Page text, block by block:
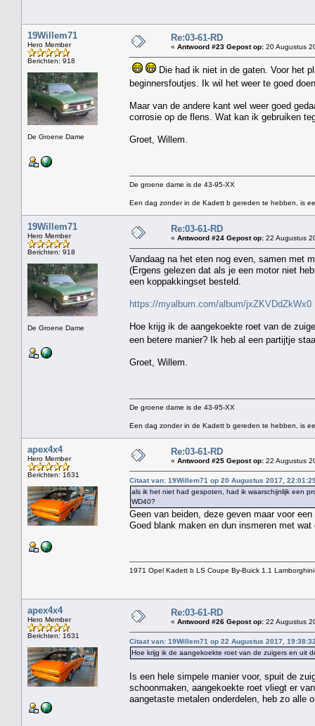
19Willem71
Hero Member
Berichten: 918
De Groene Dame
Re:03-61-RD
« Antwoord #23 Gepost op: 20 Augustus
Die had ik niet in de gaten. Voor het
beginnersfoutjes. Ik wil het weer te goed
Maar van de andere kant wel weer goed
corrosie op de flens. Wat kan ik gebruiken
Groet, Willem.
De groene dame is de 43-95-XX
Een dag zonder in de Kadett b gereden te hebben, is
19Willem71
Hero Member
Berichten: 918
De Groene Dame
Re:03-61-RD
« Antwoord #24 Gepost op: 22 Augustus
Vandaag na het eten nog even, samen met
(Ergens gelezen dat als je een motor niet
een koppakkingset besteld.
https://myalbum.com/album/jxZKVDdZkWx0
Hoe krijg ik de aangekoekte roet van de
een betere manier? Ik heb al een partijtje
Groet, Willem.
De groene dame is de 43-95-XX
Een dag zonder in de Kadett b gereden te hebben, is
apex4x4
Hero Member
Berichten: 1631
Re:03-61-RD
« Antwoord #25 Gepost op: 22 Augustus
Citaat van: 19Willem71 op 20 Augustus 2017,
als ik het niet had gespoten, had ik waarschijnlijk een
WD40?
Geen van beiden, deze geven maar voor
Goed blank maken en dun insmeren met
1971 Opel Kadett b LS Coupe By-Buick 1.1
apex4x4
Hero Member
Berichten: 1631
Re:03-61-RD
« Antwoord #26 Gepost op: 22 Augustus
Citaat van: 19Willem71 op 22 Augustus 2017,
Hoe krijg ik de aangekoekte roet van de zuigers en uit
Is een hele simpele manier voor, spuit de
schoonmaken, aangekoekte roet vliegt er
aangetaste metalen onderdelen, heb zo alle